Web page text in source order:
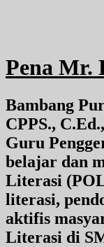
Pena Mr.
Bambang
CPPS.,
Guru
belajar dan
Literasi
literasi,
aktifis
Literasi di